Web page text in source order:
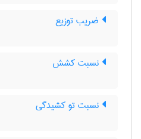
ضریب توزیع
نسبت کشش
نسبت تو کشیدگی